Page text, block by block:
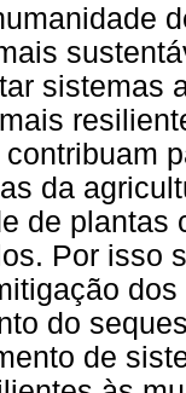
sistemas
da
de plantas
Por isso
do
de